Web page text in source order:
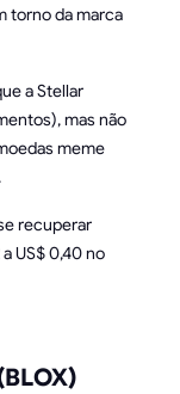
torno da marca
a Stellar
mas não
meme
recuperar
US$ 0,40 no